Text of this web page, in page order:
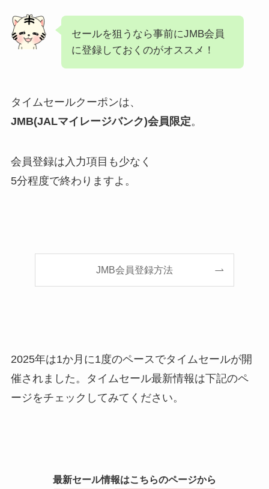
セールを狙うなら事前にJMB会員
に登録しておくのがオススメ！
タイムセールクーポンは、
JMB(JALマイレージバンク)会員限定。
会員登録は入力項目も少なく
5分程度で終わりますよ。
JMB会員登録方法
2025年は1か月に1度のペースでタイムセールが開
催されました。タイムセール最新情報は下記のペ
ージをチェックしてみてください。
最新セール情報はこちらのページから